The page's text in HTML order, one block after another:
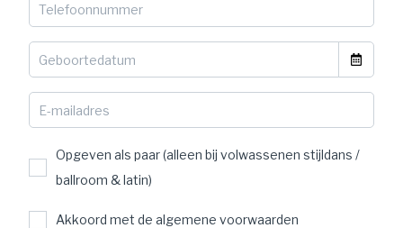
Opgeven als paar (alleen bij volwassenen stijldans /
ballroom & latin)
Akkoord met de algemene voorwaarden